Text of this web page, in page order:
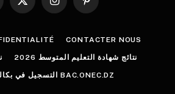
X
InstagramPinterest
CONTACTER NOUS
نتائج شهادة التعليم المتوسط 2026
التسجيل في بكالوريا 2026 BAC.ONEC.DZ